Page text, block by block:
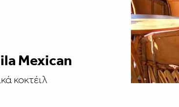
Mexican
κοκτέιλ